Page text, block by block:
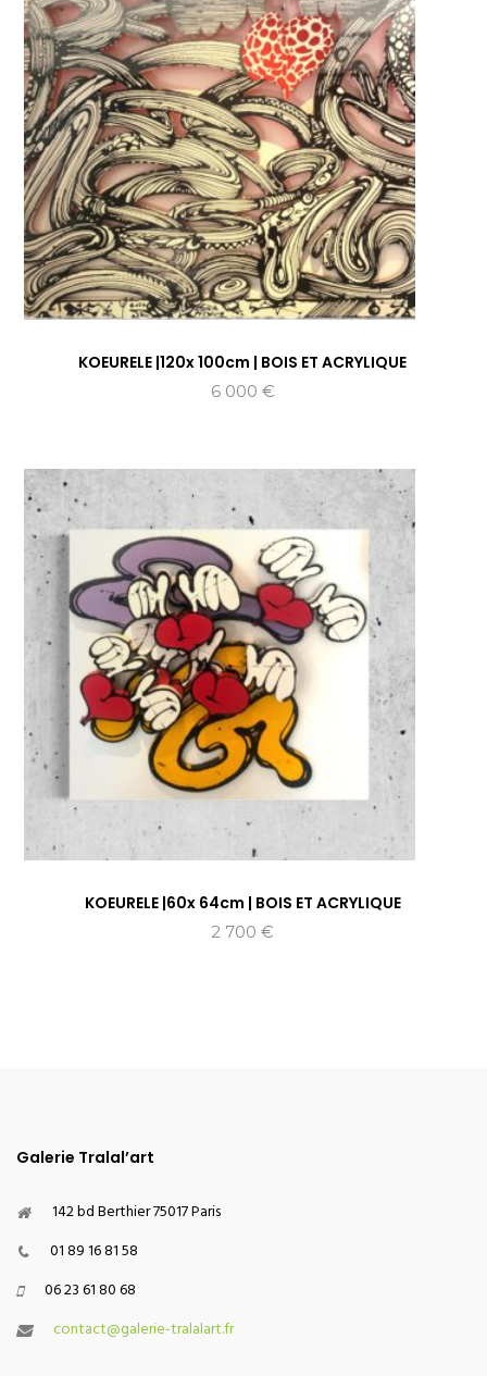
KOEURELE |120x 100cm | BOIS ET ACRYLIQUE
6 000 €
KOEURELE |60x 64cm | BOIS ET ACRYLIQUE
2 700€
Galerie Tralal’art
142 bd Berthier 75017 Paris
01 89 16 81 58
06 23 61 80 68
contact@galerie-tralalart.fr